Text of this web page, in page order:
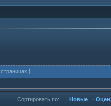
страницах ]
Сортировать по: Новые ·